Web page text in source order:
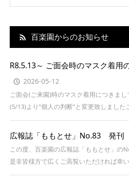
百楽園からのお知らせ
R8.5.13～ ご面会時のマスク着用
2026-05-12
ご面会(ご来園)時のマスク着用につきま
(5/13)より”個人の判断”と変更致しました
広報誌「ももとせ」No.83 発刊
この度、百楽園の広報誌「ももとせ」の
是非皆様方で広くご高覧いただければ幸